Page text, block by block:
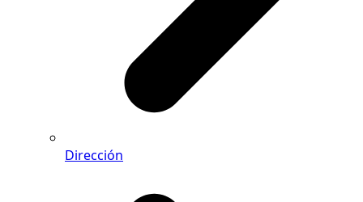
Dirección